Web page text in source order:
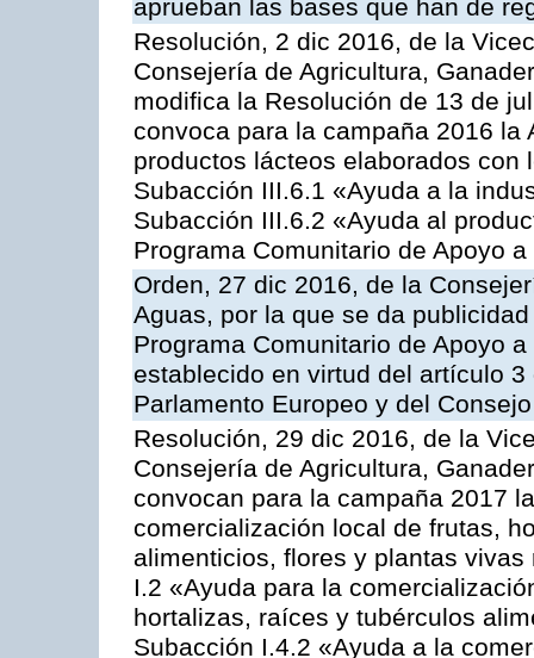
aprueban las bases que han de
Resolución, 2 dic 2016, de la
Consejería de Agricultura,
modifica la Resolución de 13 de
convoca para la campaña 2016
productos lácteos elaborados
Subacción III.6.1 «Ayuda a la
Subacción III.6.2 «Ayuda al
Programa Comunitario de Apoyo
Orden, 27 dic 2016, de la
Aguas, por la que se da
Programa Comunitario de Apoyo
establecido en virtud del artículo
Parlamento Europeo y del Consejo
Resolución, 29 dic 2016, de la
Consejería de Agricultura,
convocan para la campaña 2017
comercialización local de frutas,
alimenticios, flores y plantas
I.2 «Ayuda para la
hortalizas, raíces y tubérculos
Subacción I.4.2 «Ayuda a la